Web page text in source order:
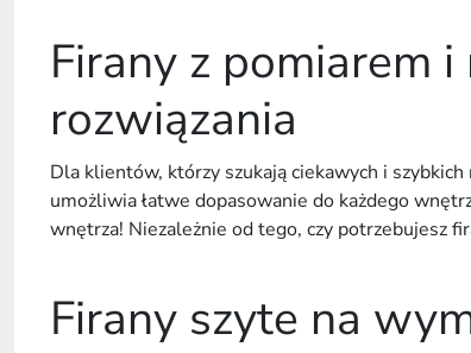
Firany z pomiarem
rozwiązania
Dla klientów, którzy szukają ciekawych i
umożliwia łatwe dopasowanie do każdego
wnętrza! Niezależnie od tego, czy potrzebujesz
Firany szyte na